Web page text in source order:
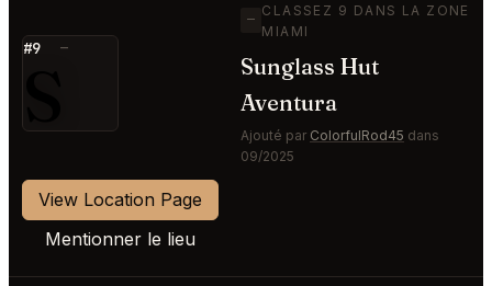
#9 —
—
CLASSEZ 9 DANS LA ZONE
MIAMI
Sunglass Hut
Aventura
Ajouté par ColorfulRod45 dans
09/2025
View Location Page
Mentionner le lieu